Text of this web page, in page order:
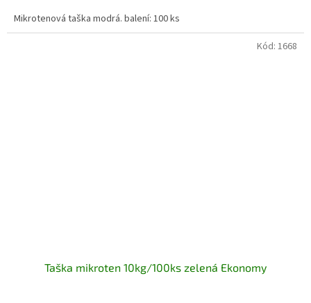
Mikrotenová taška modrá. balení: 100 ks
Taška mikroten 10kg/100ks zelená Ekonomy
Kód: 1668